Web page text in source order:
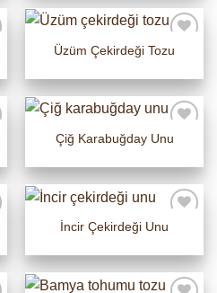
Üzüm Çekirdeği Tozu
Çiğ Karabuğday Unu
İncir Çekirdeği Unu